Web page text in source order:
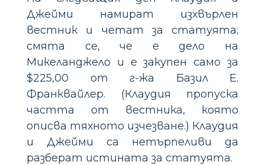
Джейми намират изхвърлен
вестник и четат за статуята;
смята се, че е дело на
Микеланджело и е закупен само за
$225,00 от г-жа Базил Е.
Франквайлер. (Клаудия пропуска
частта от вестника, която
описва тяхното изчезване.) Клаудия
и Джейми са нетърпеливи да
разберат истината за статуята.